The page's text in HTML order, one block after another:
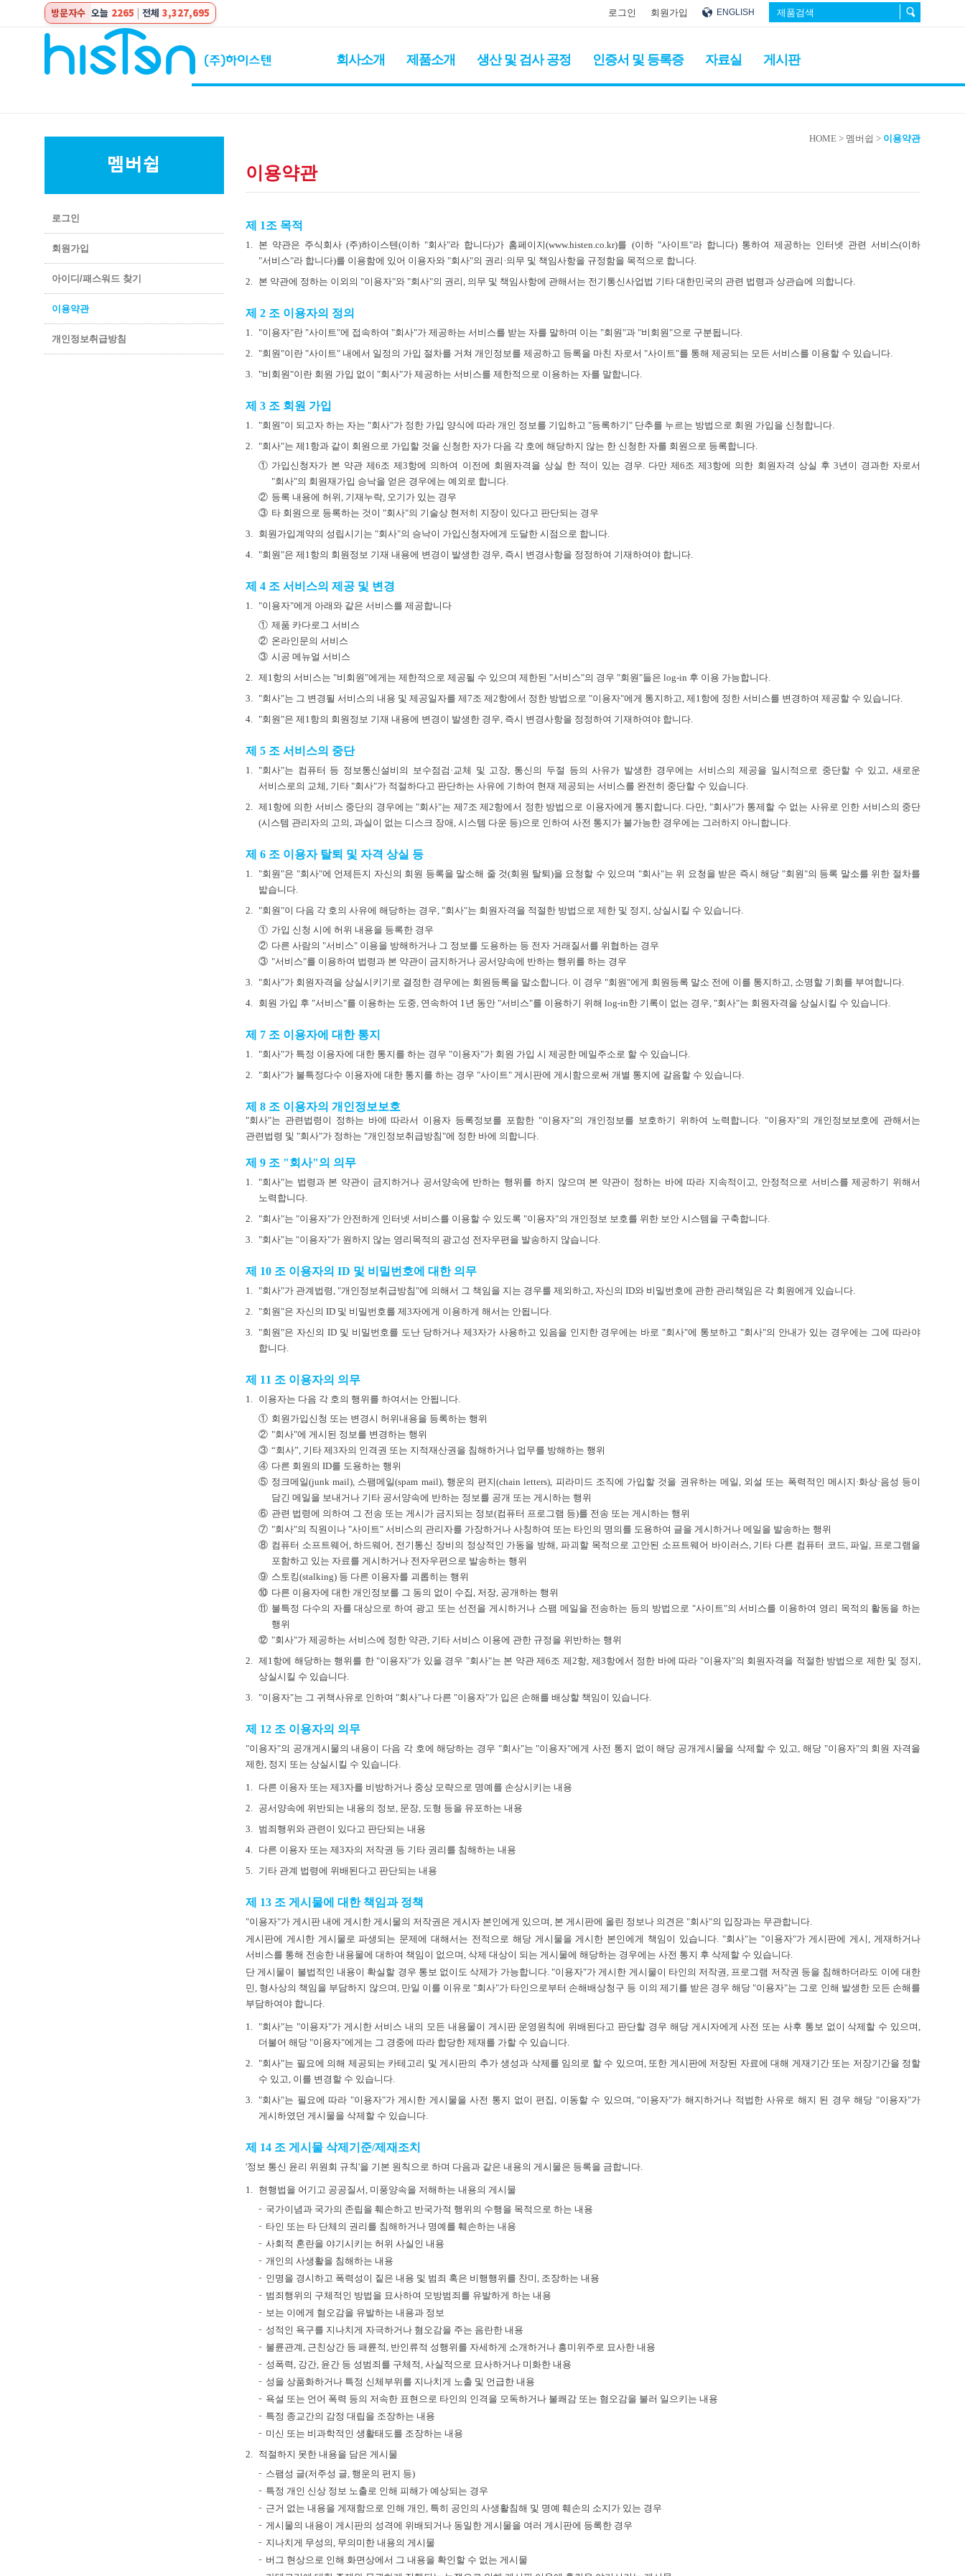
방문자수 오늘 2265 | 전체 3,327,695 로그인 회원가입 ENGLISH
회사소개 제품소개 생산 및 검사 공정 인증서 및 등록증 자료실 게시판
로그인
회원가입
아이디/패스워드 찾기
이용약관
개인정보취급방침
HOME > 멤버쉽 > 이용약관
이용약관
제 1조 목적
1. 본 약관은 주식회사 (주)하이스텐(이하 "회사"라 합니다)가 홈페이지(www.histen.co.kr)를 (이하 "사이트"라 합니다) 통하여 제공하는 인터넷 관련 서비스(이하
"서비스"라 합니다)를 이용함에 있어 이용자와 "회사"의 권리·의무 및 책임사항을 규정함을 목적으로 합니다.
2. 본 약관에 정하는 이외의 "이용자"와 "회사"의 권리, 의무 및 책임사항에 관해서는 전기통신사업법 기타 대한민국의 관련 법령과 상관습에 의합니다.
제 2 조 이용자의 정의
1. "이용자"란 "사이트"에 접속하여 "회사"가 제공하는 서비스를 받는 자를 말하며 이는 "회원"과 "비회원"으로 구분됩니다.
2. "회원"이란 "사이트" 내에서 일정의 가입 절차를 거쳐 개인정보를 제공하고 등록을 마친 자로서 "사이트"를 통해 제공되는 모든 서비스를 이용할 수 있습니다.
3. "비회원"이란 회원 가입 없이 "회사"가 제공하는 서비스를 제한적으로 이용하는 자를 말합니다.
제 3 조 회원 가입
1. "회원"이 되고자 하는 자는 "회사"가 정한 가입 양식에 따라 개인 정보를 기입하고 "등록하기" 단추를 누르는 방법으로 회원 가입을 신청합니다.
2. "회사"는 제1항과 같이 회원으로 가입할 것을 신청한 자가 다음 각 호에 해당하지 않는 한 신청한 자를 회원으로 등록합니다.
① 가입신청자가 본 약관 제6조 제3항에 의하여 이전에 회원자격을 상실 한 적이 있는 경우. 다만 제6조 제3항에 의한 회원자격 상실 후 3년이 경과한 자로서
"회사"의 회원재가입 승낙을 얻은 경우에는 예외로 합니다.
② 등록 내용에 허위, 기재누락, 오기가 있는 경우
③ 타 회원으로 등록하는 것이 "회사"의 기술상 현저히 지장이 있다고 판단되는 경우
3. 회원가입계약의 성립시기는 "회사"의 승낙이 가입신청자에게 도달한 시점으로 합니다.
4. "회원"은 제1항의 회원정보 기재 내용에 변경이 발생한 경우, 즉시 변경사항을 정정하여 기재하여야 합니다.
제 4 조 서비스의 제공 및 변경
1. "이용자"에게 아래와 같은 서비스를 제공합니다
① 제품 카다로그 서비스
② 온라인문의 서비스
③ 시공 메뉴얼 서비스
2. 제1항의 서비스는 "비회원"에게는 제한적으로 제공될 수 있으며 제한된 "서비스"의 경우 "회원"들은 log-in 후 이용 가능합니다.
3. "회사"는 그 변경될 서비스의 내용 및 제공일자를 제7조 제2항에서 정한 방법으로 "이용자"에게 통지하고, 제1항에 정한 서비스를 변경하여 제공할 수 있습니다.
4. "회원"은 제1항의 회원정보 기재 내용에 변경이 발생한 경우, 즉시 변경사항을 정정하여 기재하여야 합니다.
제 5 조 서비스의 중단
1. "회사"는 컴퓨터 등 정보통신설비의 보수점검·교체 및 고장, 통신의 두절 등의 사유가 발생한 경우에는 서비스의 제공을 일시적으로 중단할 수 있고, 새로운
서비스로의 교체, 기타 "회사"가 적절하다고 판단하는 사유에 기하여 현재 제공되는 서비스를 완전히 중단할 수 있습니다.
2. 제1항에 의한 서비스 중단의 경우에는 "회사"는 제7조 제2항에서 정한 방법으로 이용자에게 통지합니다. 다만, "회사"가 통제할 수 없는 사유로 인한 서비스의 중단
(시스템 관리자의 고의, 과실이 없는 디스크 장애, 시스템 다운 등)으로 인하여 사전 통지가 불가능한 경우에는 그러하지 아니합니다.
제 6 조 이용자 탈퇴 및 자격 상실 등
1. "회원"은 "회사"에 언제든지 자신의 회원 등록을 말소해 줄 것(회원 탈퇴)을 요청할 수 있으며 "회사"는 위 요청을 받은 즉시 해당 "회원"의 등록 말소를 위한 절차를
밟습니다.
2. "회원"이 다음 각 호의 사유에 해당하는 경우, "회사"는 회원자격을 적절한 방법으로 제한 및 정지, 상실시킬 수 있습니다.
① 가입 신청 시에 허위 내용을 등록한 경우
② 다른 사람의 "서비스" 이용을 방해하거나 그 정보를 도용하는 등 전자 거래질서를 위협하는 경우
③ "서비스"를 이용하여 법령과 본 약관이 금지하거나 공서양속에 반하는 행위를 하는 경우
3. "회사"가 회원자격을 상실시키기로 결정한 경우에는 회원등록을 말소합니다. 이 경우 "회원"에게 회원등록 말소 전에 이를 통지하고, 소명할 기회를 부여합니다.
4. 회원 가입 후 "서비스"를 이용하는 도중, 연속하여 1년 동안 "서비스"를 이용하기 위해 log-in한 기록이 없는 경우, "회사"는 회원자격을 상실시킬 수 있습니다.
제 7 조 이용자에 대한 통지
1. "회사"가 특정 이용자에 대한 통지를 하는 경우 "이용자"가 회원 가입 시 제공한 메일주소로 할 수 있습니다.
2. "회사"가 불특정다수 이용자에 대한 통지를 하는 경우 "사이트" 게시판에 게시함으로써 개별 통지에 갈음할 수 있습니다.
제 8 조 이용자의 개인정보보호
"회사"는 관련법령이 정하는 바에 따라서 이용자 등록정보를 포함한 "이용자"의 개인정보를 보호하기 위하여 노력합니다. "이용자"의 개인정보보호에 관해서는
관련법령 및 "회사"가 정하는 "개인정보취급방침"에 정한 바에 의합니다.
제 9 조 "회사"의 의무
1. "회사"는 법령과 본 약관이 금지하거나 공서양속에 반하는 행위를 하지 않으며 본 약관이 정하는 바에 따라 지속적이고, 안정적으로 서비스를 제공하기 위해서
노력합니다.
2. "회사"는 "이용자"가 안전하게 인터넷 서비스를 이용할 수 있도록 "이용자"의 개인정보 보호를 위한 보안 시스템을 구축합니다.
3. "회사"는 "이용자"가 원하지 않는 영리목적의 광고성 전자우편을 발송하지 않습니다.
제 10 조 이용자의 ID 및 비밀번호에 대한 의무
1. "회사"가 관계법령, "개인정보취급방침"에 의해서 그 책임을 지는 경우를 제외하고, 자신의 ID와 비밀번호에 관한 관리책임은 각 회원에게 있습니다.
2. "회원"은 자신의 ID 및 비밀번호를 제3자에게 이용하게 해서는 안됩니다.
3. "회원"은 자신의 ID 및 비밀번호를 도난 당하거나 제3자가 사용하고 있음을 인지한 경우에는 바로 "회사"에 통보하고 "회사"의 안내가 있는 경우에는 그에 따라야
합니다.
제 11 조 이용자의 의무
1. 이용자는 다음 각 호의 행위를 하여서는 안됩니다.
① 회원가입신청 또는 변경시 허위내용을 등록하는 행위
② "회사"에 게시된 정보를 변경하는 행위
③ “회사”, 기타 제3자의 인격권 또는 지적재산권을 침해하거나 업무를 방해하는 행위
④ 다른 회원의 ID를 도용하는 행위
⑤ 정크메일(junk mail), 스팸메일(spam mail), 행운의 편지(chain letters), 피라미드 조직에 가입할 것을 권유하는 메일, 외설 또는 폭력적인 메시지·화상·음성 등이
담긴 메일을 보내거나 기타 공서양속에 반하는 정보를 공개 또는 게시하는 행위
⑥ 관련 법령에 의하여 그 전송 또는 게시가 금지되는 정보(컴퓨터 프로그램 등)를 전송 또는 게시하는 행위
⑦ "회사"의 직원이나 "사이트" 서비스의 관리자를 가장하거나 사칭하여 또는 타인의 명의를 도용하여 글을 게시하거나 메일을 발송하는 행위
⑧ 컴퓨터 소프트웨어, 하드웨어, 전기통신 장비의 정상적인 가동을 방해, 파괴할 목적으로 고안된 소프트웨어 바이러스, 기타 다른 컴퓨터 코드, 파일, 프로그램을
포함하고 있는 자료를 게시하거나 전자우편으로 발송하는 행위
⑨ 스토킹(stalking) 등 다른 이용자를 괴롭히는 행위
⑩ 다른 이용자에 대한 개인정보를 그 동의 없이 수집, 저장, 공개하는 행위
⑪ 불특정 다수의 자를 대상으로 하여 광고 또는 선전을 게시하거나 스팸 메일을 전송하는 등의 방법으로 "사이트"의 서비스를 이용하여 영리 목적의 활동을 하는
행위
⑫ "회사"가 제공하는 서비스에 정한 약관, 기타 서비스 이용에 관한 규정을 위반하는 행위
2. 제1항에 해당하는 행위를 한 "이용자"가 있을 경우 "회사"는 본 약관 제6조 제2항, 제3항에서 정한 바에 따라 "이용자"의 회원자격을 적절한 방법으로 제한 및 정지,
상실시킬 수 있습니다.
3. "이용자"는 그 귀책사유로 인하여 "회사"나 다른 "이용자"가 입은 손해를 배상할 책임이 있습니다.
제 12 조 이용자의 의무
"이용자"의 공개게시물의 내용이 다음 각 호에 해당하는 경우 "회사"는 "이용자"에게 사전 통지 없이 해당 공개게시물을 삭제할 수 있고, 해당 "이용자"의 회원 자격을
제한, 정지 또는 상실시킬 수 있습니다.
1. 다른 이용자 또는 제3자를 비방하거나 중상 모략으로 명예를 손상시키는 내용
2. 공서양속에 위반되는 내용의 정보, 문장, 도형 등을 유포하는 내용
3. 범죄행위와 관련이 있다고 판단되는 내용
4. 다른 이용자 또는 제3자의 저작권 등 기타 권리를 침해하는 내용
5. 기타 관계 법령에 위배된다고 판단되는 내용
제 13 조 게시물에 대한 책임과 정책
"이용자"가 게시판 내에 게시한 게시물의 저작권은 게시자 본인에게 있으며, 본 게시판에 올린 정보나 의견은 "회사"의 입장과는 무관합니다.
게시판에 게시한 게시물로 파생되는 문제에 대해서는 전적으로 해당 게시물을 게시한 본인에게 책임이 있습니다. "회사"는 "이용자"가 게시판에 게시, 게재하거나
서비스를 통해 전송한 내용물에 대하여 책임이 없으며, 삭제 대상이 되는 게시물에 해당하는 경우에는 사전 통지 후 삭제할 수 있습니다.
단 게시물이 불법적인 내용이 확실할 경우 통보 없이도 삭제가 가능합니다. "이용자"가 게시한 게시물이 타인의 저작권, 프로그램 저작권 등을 침해하더라도 이에 대한
민, 형사상의 책임을 부담하지 않으며, 만일 이를 이유로 "회사"가 타인으로부터 손해배상청구 등 이의 제기를 받은 경우 해당 "이용자"는 그로 인해 발생한 모든 손해를
부담하여야 합니다.
1. "회사"는 "이용자"가 게시한 서비스 내의 모든 내용물이 게시판 운영원칙에 위배된다고 판단할 경우 해당 게시자에게 사전 또는 사후 통보 없이 삭제할 수 있으며,
더불어 해당 "이용자"에게는 그 경중에 따라 합당한 제재를 가할 수 있습니다.
2. "회사"는 필요에 의해 제공되는 카테고리 및 게시판의 추가 생성과 삭제를 임의로 할 수 있으며, 또한 게시판에 저장된 자료에 대해 게재기간 또는 저장기간을 정할
수 있고, 이를 변경할 수 있습니다.
3. "회사"는 필요에 따라 "이용자"가 게시한 게시물을 사전 통지 없이 편집, 이동할 수 있으며, "이용자"가 해지하거나 적법한 사유로 해지 된 경우 해당 "이용자"가
게시하였던 게시물을 삭제할 수 있습니다.
제 14 조 게시물 삭제기준/제재조치
'정보 통신 윤리 위원회 규칙'을 기본 원칙으로 하며 다음과 같은 내용의 게시물은 등록을 금합니다.
1. 현행법을 어기고 공공질서, 미풍양속을 저해하는 내용의 게시물
국가이념과 국가의 존립을 훼손하고 반국가적 행위의 수행을 목적으로 하는 내용
타인 또는 타 단체의 권리를 침해하거나 명예를 훼손하는 내용
사회적 혼란을 야기시키는 허위 사실인 내용
개인의 사생활을 침해하는 내용
인명을 경시하고 폭력성이 짙은 내용 및 범죄 혹은 비행행위를 찬미, 조장하는 내용
범죄행위의 구체적인 방법을 묘사하여 모방범죄를 유발하게 하는 내용
보는 이에게 혐오감을 유발하는 내용과 정보
성적인 욕구를 지나치게 자극하거나 혐오감을 주는 음란한 내용
불륜관계, 근친상간 등 패륜적, 반인류적 성행위를 자세하게 소개하거나 흥미위주로 묘사한 내용
성폭력, 강간, 윤간 등 성범죄를 구체적, 사실적으로 묘사하거나 미화한 내용
성을 상품화하거나 특정 신체부위를 지나치게 노출 및 언급한 내용
욕설 또는 언어 폭력 등의 저속한 표현으로 타인의 인격을 모독하거나 불쾌감 또는 혐오감을 불러 일으키는 내용
특정 종교간의 감정 대립을 조장하는 내용
미신 또는 비과학적인 생활태도를 조장하는 내용
2. 적절하지 못한 내용을 담은 게시물
스팸성 글(저주성 글, 행운의 편지 등)
특정 개인 신상 정보 노출로 인해 피해가 예상되는 경우
근거 없는 내용을 게재함으로 인해 개인, 특히 공인의 사생활침해 및 명예 훼손의 소지가 있는 경우
게시물의 내용이 게시판의 성격에 위배되거나 동일한 게시물을 여러 게시판에 등록한 경우
지나치게 무성의, 무의미한 내용의 게시물
버그 현상으로 인해 화면상에서 그 내용을 확인할 수 없는 게시물